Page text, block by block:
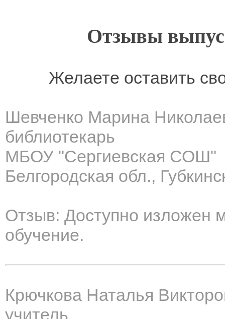
Отзывы
Желаете оставить
Шевченко Марина
библиотекарь
МБОУ "Сергиевская СОШ"
Белгородская обл.,
Отзыв: Доступно изложен
обучение.
Крючкова Наталья
учитель